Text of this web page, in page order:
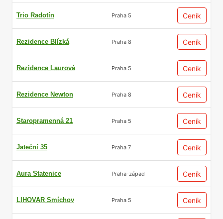
Trio Radotín Praha 5 Ceník
Rezidence Blízká Praha 8 Ceník
Rezidence Laurová Praha 5 Ceník
Rezidence Newton Praha 8 Ceník
Staropramenná 21 Praha 5 Ceník
Jateční 35 Praha 7 Ceník
Aura Statenice Praha-západ Ceník
LIHOVAR Smíchov Praha 5 Ceník